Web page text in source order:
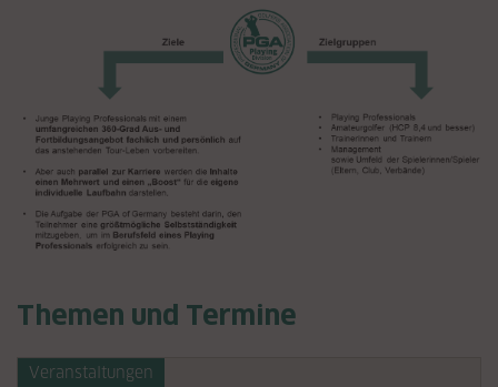
Themen und Termine
Veranstaltungen